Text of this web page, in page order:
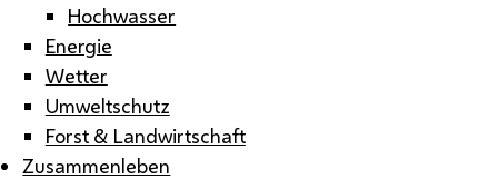
Hochwasser
Energie
Wetter
Umweltschutz
Forst & Landwirtschaft
Zusammenleben